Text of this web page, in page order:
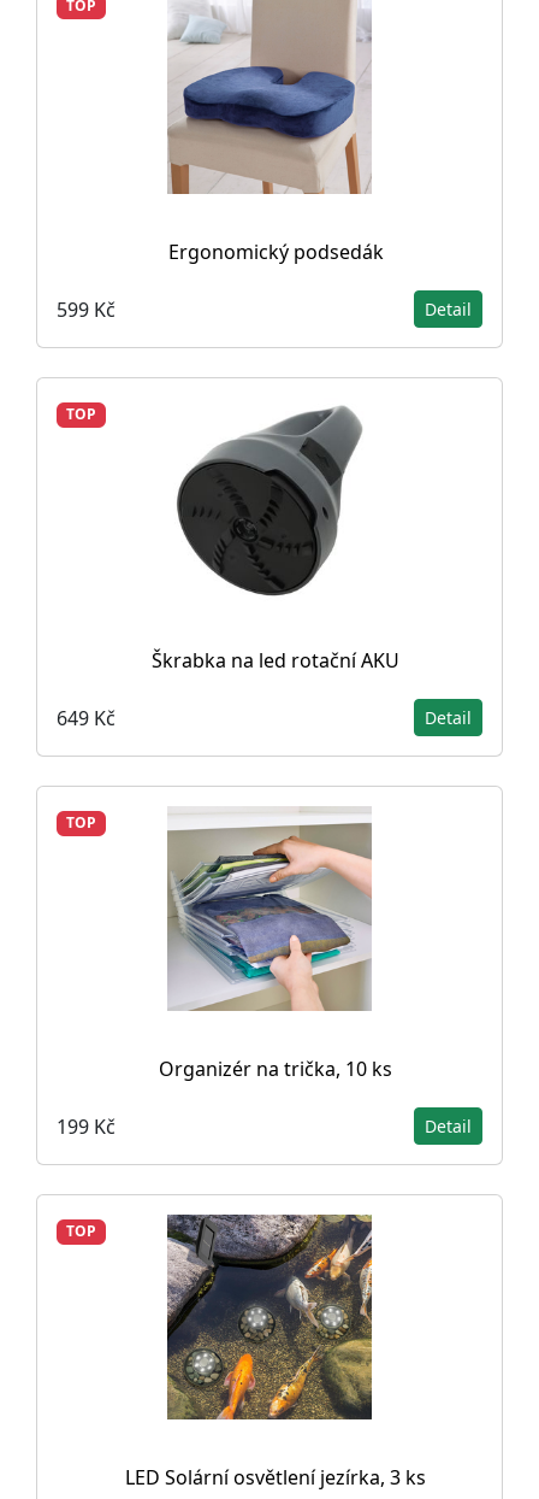
TOP
Ergonomický podsedák
599 Kč Detail
TOP
Škrabka na led rotační AKU
649 Kč Detail
TOP
Organizér na trička, 10 ks
199 Kč Detail
TOP
LED Solární osvětlení jezírka, 3 ks